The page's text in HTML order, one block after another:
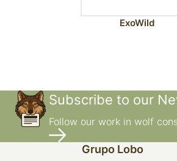
ExoWild
Subscribe to our
Follow our work in wolf
Grupo Lobo